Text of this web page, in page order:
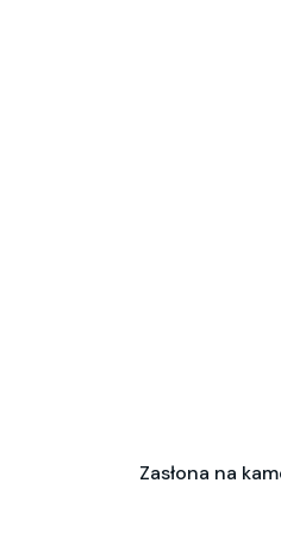
Zasłona na